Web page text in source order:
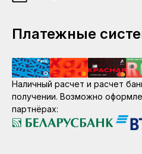
Платежные
Наличный расчет и расчет
получении. Возможно
партнёрах: